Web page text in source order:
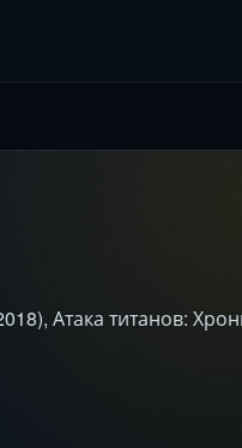
Атака титанов: